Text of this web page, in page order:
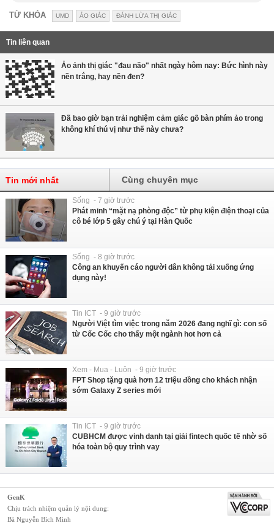
TỪ KHÓA UMD ẢO GIÁC ĐÁNH LỪA THỊ GIÁC
Tin liên quan
Ảo ảnh thị giác "đau não" nhất ngày hôm nay: Bức hình này
nền trắng, hay nền đen?
Đã bao giờ bạn trải nghiệm cảm giác gõ bàn phím ảo trong
không khí thú vị như thế này chưa?
Tin mới nhất Cùng chuyên mục
Sống - 7 giờ trước
Phát minh “mặt nạ phòng độc” từ phụ kiện điện thoại của
cô bé lớp 5 gây chú ý tại Hàn Quốc
Sống - 8 giờ trước
Công an khuyến cáo người dân không tải xuống ứng
dụng này!
Tin ICT - 9 giờ trước
Người Việt tìm việc trong năm 2026 đang nghĩ gì: con số
từ Cốc Cốc cho thấy một ngành hot hơn cả
Xem - Mua - Luôn - 9 giờ trước
FPT Shop tặng quà hơn 12 triệu đồng cho khách nhận
sớm Galaxy Z series mới
Tin ICT - 9 giờ trước
CUBHCM được vinh danh tại giải fintech quốc tế nhờ số
hóa toàn bộ quy trình vay
GenK
Chịu trách nhiệm quản lý nội dung:
Bà Nguyễn Bích Minh